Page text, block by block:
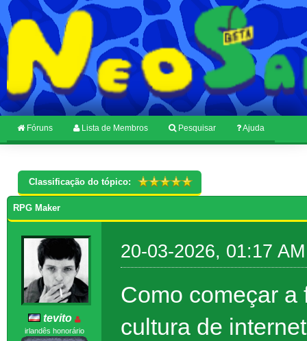
Fóruns Lista de Membros Pesquisar Ajuda
Classificação do tópico:
RPG Maker
tevito
irlandês honorário
20-03-2026, 01:17 AM
Como começar a
cultura de